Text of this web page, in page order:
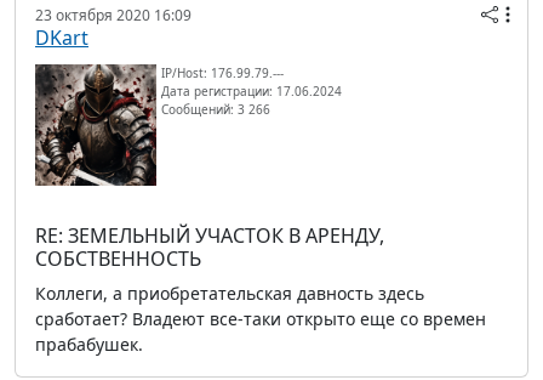
23 октября 2020 16:09
DKart
IP/Host: 176.99.79.---
Дата регистрации: 17.06.2024
Сообщений: 3 266
RE: ЗЕМЕЛЬНЫЙ УЧАСТОК В АРЕНДУ,
СОБСТВЕННОСТЬ
Коллеги, а приобретательская давность здесь
сработает? Владеют все-таки открыто еще со времен
прабабушек.